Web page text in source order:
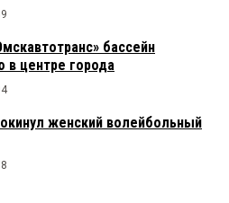
бассейн
в центре города
женский волейбольный